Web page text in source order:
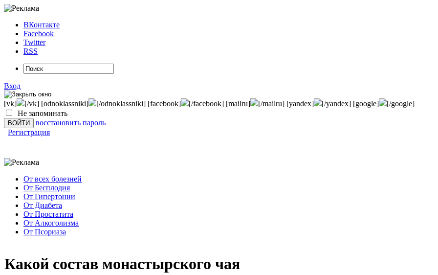
ВКонтакте
Facebook
Twitter
RSS
Вход
[vk] [/vk] [odnoklassniki] [/odnoklassniki] [facebook] [/facebook] [mailru] [/mailru] [yandex] [/yandex] [google]
[/google]
Не запоминать
восстановить пароль
Регистрация
От всех болезней
От Бесплодия
От Гипертонии
От Диабета
От Простатита
От Алкоголизма
От Псориаза
Какой состав монастырского чая